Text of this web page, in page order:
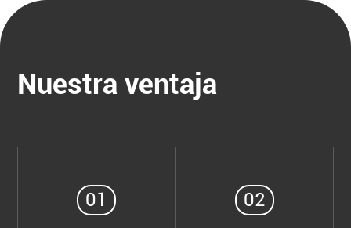
Nuestra ventaja
01 02